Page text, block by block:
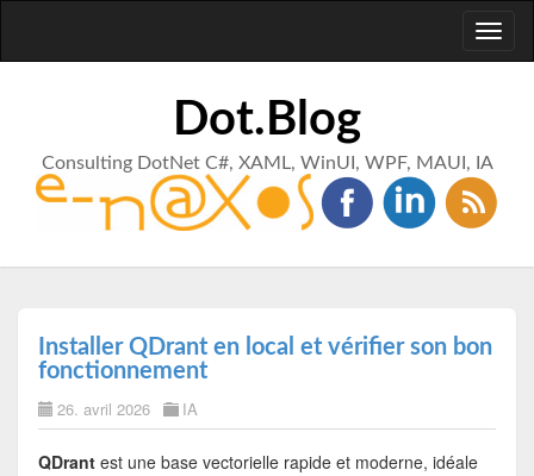
Dot.Blog
Consulting DotNet C#, XAML, WinUI, WPF, MAUI, IA
Installer QDrant en local et vérifier son bon
fonctionnement
26. avril 2026 IA
QDrantest une base vectorielle rapide et moderne, idéale